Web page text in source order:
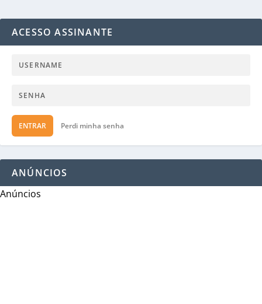
ACESSO ASSINANTE
ENTRAR Perdi minha senha
ANÚNCIOS
Anúncios